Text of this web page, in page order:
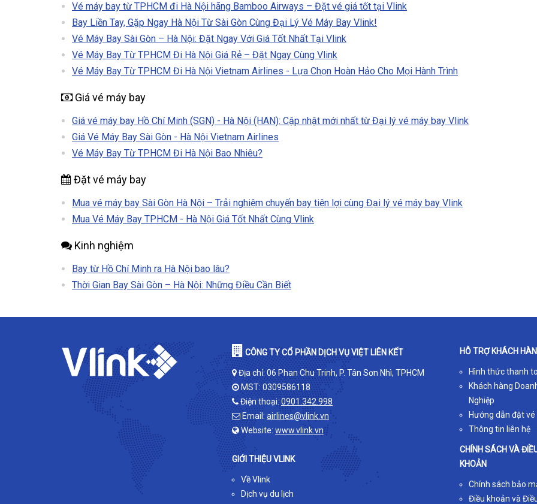
Vé máy bay từ TPHCM đi Hà Nội hãng Bamboo Airways – Đặt vé giá tốt tại Vlink
Bay Liền Tay, Gặp Ngay Hà Nội Từ Sài Gòn Cùng Đại Lý Vé Máy Bay Vlink!
Vé Máy Bay Sài Gòn – Hà Nội: Đặt Ngay Với Giá Tốt Nhất Tại Vlink
Vé Máy Bay Từ TPHCM Đi Hà Nội Giá Rẻ – Đặt Ngay Cùng Vlink
Vé Máy Bay Từ TPHCM Đi Hà Nội Vietnam Airlines - Lựa Chọn Hoàn Hảo Cho Mọi Hành Trình
Giá vé máy bay
Giá vé máy bay Hồ Chí Minh (SGN) - Hà Nội (HAN): Cập nhật mới nhất từ Đại lý vé máy bay Vlink
Giá Vé Máy Bay Sài Gòn - Hà Nội Vietnam Airlines
Vé Máy Bay Từ TP.HCM Đi Hà Nội Bao Nhiêu?
Đặt vé máy bay
Mua vé máy bay Sài Gòn Hà Nội – Trải nghiệm chuyến bay tiện lợi cùng Đại lý vé máy bay Vlink
Mua Vé Máy Bay TPHCM - Hà Nội Giá Tốt Nhất Cùng Vlink
Kinh nghiệm
Bay từ Hồ Chí Minh ra Hà Nội bao lâu?
Thời Gian Bay Sài Gòn – Hà Nội: Những Điều Cần Biết
CÔNG TY CỔ PHẦN DỊCH VỤ VIỆT LIÊN KẾT
Địa chỉ: 06 Phan Chu Trinh, P. Tân Sơn Nhì, TPHCM
MST: 0309586118
Điện thoại: 0901.342.998
Email: airlines@vlink.vn
Website: www.vlink.vn
GIỚI THIỆU VLINK
Về Vlink
Dịch vụ du lịch
HỖ TRỢ KHÁCH
Hình thức thanh
Khách hàng
Nghiệp
Hướng dẫn đặt vé
Thông tin liên hệ
CHÍNH SÁCH VÀ
KHOẢN
Chính sách bảo
Điều khoản và